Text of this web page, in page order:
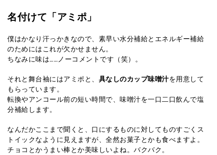
名付けて「アミポ」
僕はかなり汗っかきなので、素早い水分補給とエネルギー補給
のためにはこれが欠かせません。
ちなみに味は……ノーコメントです（笑）。
それと舞台袖にはアミポと、 具なしのカップ味噌汁を用意して
もらっています。
転換やアンコール前の短い時間で、味噌汁を一口二口飲んで塩
分補給します。
なんだかここまで聞くと、口にするものに対してものすごくス
トイックなように見えますが、全然お菓子とかも食べますよ。
チョコとかうまい棒とか美味しいよね。バクバク。